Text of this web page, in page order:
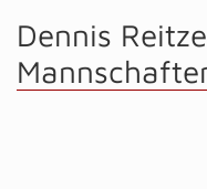
Dennis